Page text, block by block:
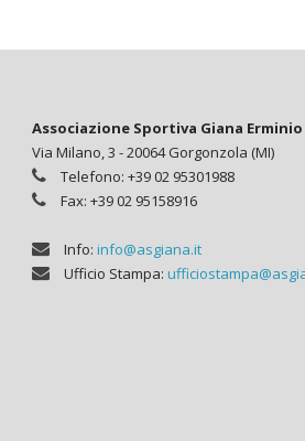
Associazione Sportiva Giana Erminio
Via Milano, 3 - 20064 Gorgonzola (MI)
Telefono: +39 02 95301988
Fax: +39 02 95158916
Info: info@asgiana.it
Ufficio Stampa: